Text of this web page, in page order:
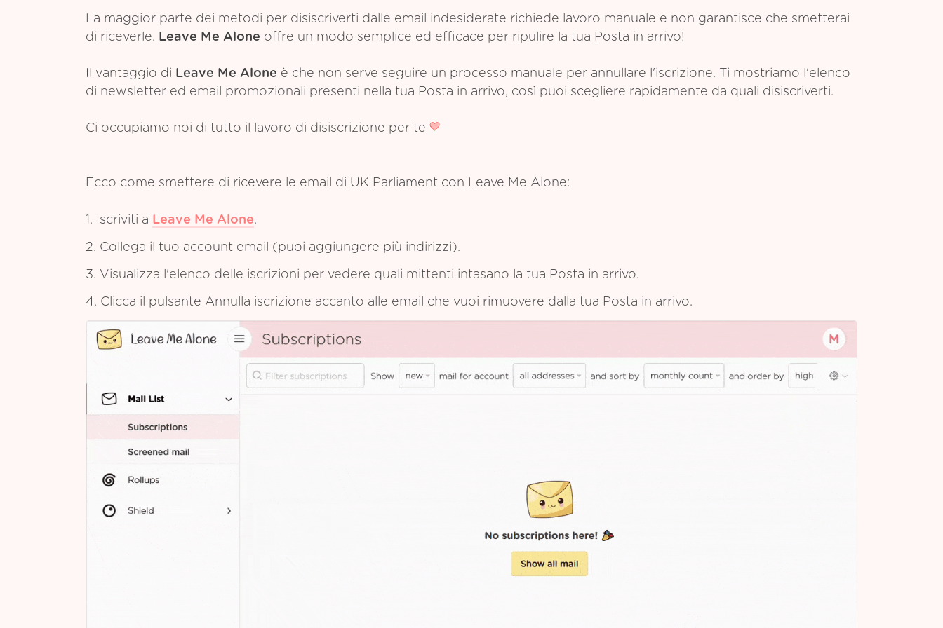
La maggior parte dei metodi per disiscriverti dalle email indesiderate richiede lavoro manuale e non garantisce che smetterai
di riceverle. Leave Me Alone offre un modo semplice ed efficace per ripulire la tua Posta in arrivo!
Il vantaggio di Leave Me Alone è che non serve seguire un processo manuale per annullare l'iscrizione. Ti mostriamo l'elenco
di newsletter ed email promozionali presenti nella tua Posta in arrivo, così puoi scegliere rapidamente da quali disiscriverti.
Ci occupiamo noi di tutto il lavoro di disiscrizione per te
Ecco come smettere di ricevere le email di UK Parliament con Leave Me Alone:
1. Iscriviti a Leave Me Alone.
2. Collega il tuo account email (puoi aggiungere più indirizzi).
3. Visualizza l'elenco delle iscrizioni per vedere quali mittenti intasano la tua Posta in arrivo.
4. Clicca il pulsante Annulla iscrizione accanto alle email che vuoi rimuovere dalla tua Posta in arrivo.